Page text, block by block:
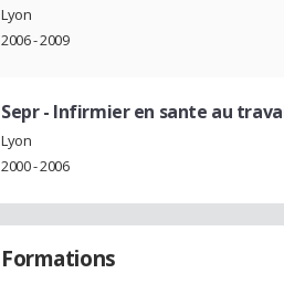
Lyon
2006 - 2009
Sepr- Infirmier en sante au
Lyon
2000 - 2006
Formations